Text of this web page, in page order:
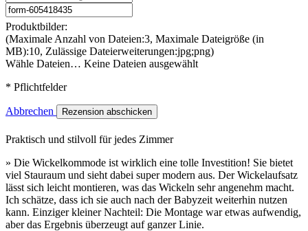
Produktbilder:
(Maximale Anzahl von Dateien:3, Maximale Dateigröße (in
MB):10, Zulässige Dateierweiterungen:jpg;png)
Wähle Dateien… Keine Dateien ausgewählt
* Pflichtfelder
Abbrechen Rezension abschicken
Praktisch und stilvoll für jedes Zimmer
» Die Wickelkommode ist wirklich eine tolle Investition! Sie bietet
viel Stauraum und sieht dabei super modern aus. Der Wickelaufsatz
lässt sich leicht montieren, was das Wickeln sehr angenehm macht.
Ich schätze, dass ich sie auch nach der Babyzeit weiterhin nutzen
kann. Einziger kleiner Nachteil: Die Montage war etwas aufwendig,
aber das Ergebnis überzeugt auf ganzer Linie.